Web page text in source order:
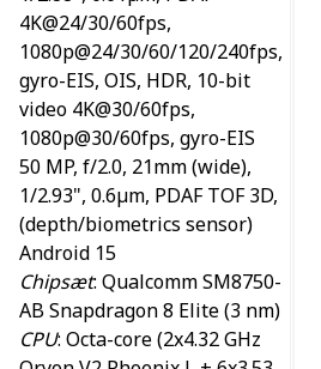
4K@24/30/60fps,
1080p@24/30/60/120/240fps,
gyro-EIS, OIS, HDR, 10-bit
video 4K@30/60fps,
1080p@30/60fps, gyro-EIS
50 MP, f/2.0, 21mm (wide),
1/2.93", 0.6µm, PDAFTOF 3D,
(depth/biometrics sensor)
Android 15
Chipsæt: Qualcomm SM8750-
AB Snapdragon 8 Elite (3 nm)
CPU: Octa-core (2x4.32 GHz